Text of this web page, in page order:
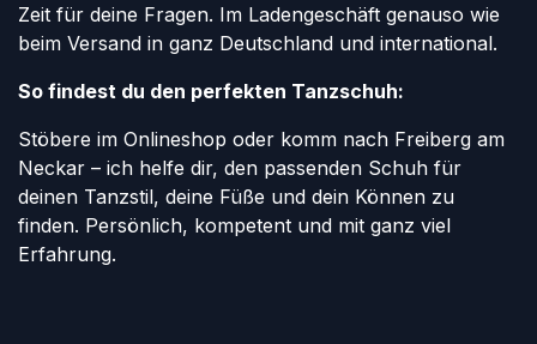
Zeit für deine Fragen. Im Ladengeschäft genauso wie
beim Versand in ganz Deutschland und international.
So findest du den perfekten Tanzschuh:
Stöbere im Onlineshop oder komm nach Freiberg am
Neckar – ich helfe dir, den passenden Schuh für
deinen Tanzstil, deine Füße und dein Können zu
finden. Persönlich, kompetent und mit ganz viel
Erfahrung.